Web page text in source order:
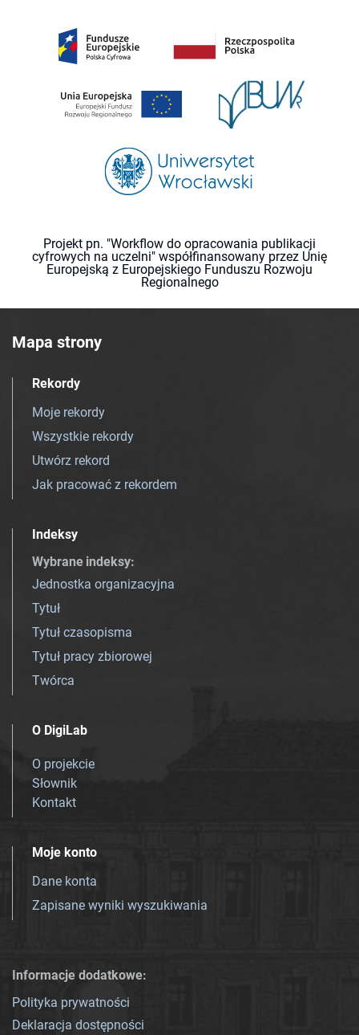
Projekt pn. "Workflow do opracowania publikacji
cyfrowych na uczelni" współfinansowany przez Unię
Europejską z Europejskiego Funduszu Rozwoju
Regionalnego
Mapa strony
Rekordy
Moje rekordy
Wszystkie rekordy
Utwórz rekord
Jak pracować z rekordem
Indeksy
Wybrane indeksy:
Jednostka organizacyjna
Tytuł
Tytuł czasopisma
Tytuł pracy zbiorowej
Twórca
O DigiLab
O projekcie
Słownik
Kontakt
Moje konto
Dane konta
Zapisane wyniki wyszukiwania
Informacje dodatkowe:
Polityka prywatności
Deklaracja dostępności